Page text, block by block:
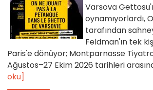
Varsova
oynamıyorlardı,
tarafından
Feldman'ın tek
Paris'e dönüyor; Montparnasse
Ağustos–27 Ekim 2026 tarihleri
oku]